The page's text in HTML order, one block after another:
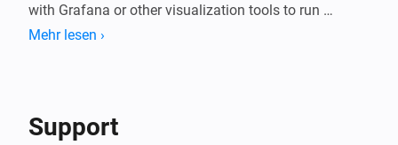
with Grafana or other visualization tools to run
powerful queries.
Mehr lesen ›
Support